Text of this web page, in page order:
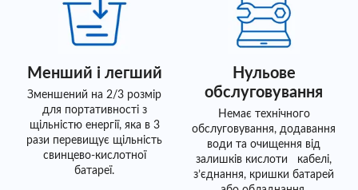
Менший і легший
Зменшений на 2/3 розмір
для портативності з
щільністю енергії, яка в 3
рази перевищує щільність
свинцево-кислотної
батареї.
Нульове
обслуговування
Немає технічного
обслуговування, додавання
води та очищення від
залишків кислоти кабелі,
з’єднання, кришки батарей